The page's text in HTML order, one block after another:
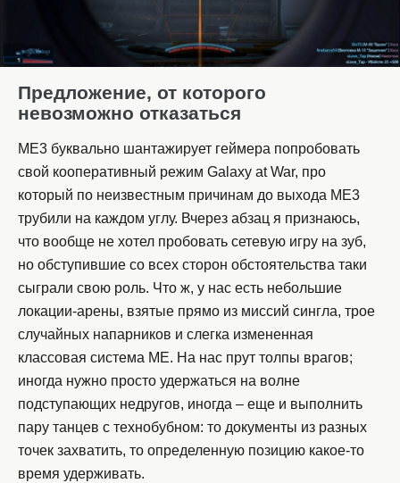
Предложение, от которого
невозможно отказаться
ME3 буквально шантажирует геймера попробовать
свой кооперативный режим Galaxy at War, про
который по неизвестным причинам до выхода ME3
трубили на каждом углу. Вчерез абзац я признаюсь,
что вообще не хотел пробовать сетевую игру на зуб,
но обступившие со всех сторон обстоятельства таки
сыграли свою роль. Что ж, у нас есть небольшие
локации-арены, взятые прямо из миссий сингла, трое
случайных напарников и слегка измененная
классовая система ME. На нас прут толпы врагов;
иногда нужно просто удержаться на волне
подступающих недругов, иногда – еще и выполнить
пару танцев с технобубном: то документы из разных
точек захватить, то определенную позицию какое-то
время удерживать.